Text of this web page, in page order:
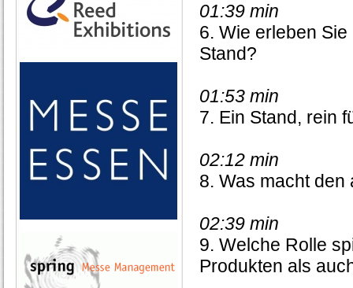
01:39 min
6. Wie erleben
Stand?
01:53 min
7. Ein Stand, rein
02:12 min
8. Was macht
02:39 min
9. Welche Rolle
Produkten als